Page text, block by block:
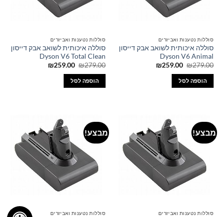
סוללות נטענות ואביזרים
סוללה איכותית לשואב אבק דייסון
Dyson V6 Animal
₪279.00
המחיר
היה:
₪279.00.
₪259.00
המחיר
הוספה לסל
סוללות נטענות ואביזרים
סוללה איכותית לשואב אבק דייסון
Dyson V6 Total Clean
₪279.00
המחיר
היה:
₪279.00.
₪259.00
המחיר
הוספה לסל
מבצע!
סוללות נטענות ואביזרים
מבצע!
סוללות נטענות ואביזרים